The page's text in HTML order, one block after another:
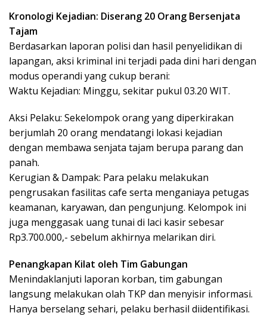
Kronologi Kejadian: Diserang 20 Orang Bersenjata
Tajam
Berdasarkan laporan polisi dan hasil penyelidikan di
lapangan, aksi kriminal ini terjadi pada dini hari dengan
modus operandi yang cukup berani:
Waktu Kejadian: Minggu, sekitar pukul 03.20 WIT.
Aksi Pelaku: Sekelompok orang yang diperkirakan
berjumlah 20 orang mendatangi lokasi kejadian
dengan membawa senjata tajam berupa parang dan
panah.
Kerugian & Dampak: Para pelaku melakukan
pengrusakan fasilitas cafe serta menganiaya petugas
keamanan, karyawan, dan pengunjung. Kelompok ini
juga menggasak uang tunai di laci kasir sebesar
Rp3.700.000,- sebelum akhirnya melarikan diri.
Penangkapan Kilat oleh Tim Gabungan
Menindaklanjuti laporan korban, tim gabungan
langsung melakukan olah TKP dan menyisir informasi.
Hanya berselang sehari, pelaku berhasil diidentifikasi.